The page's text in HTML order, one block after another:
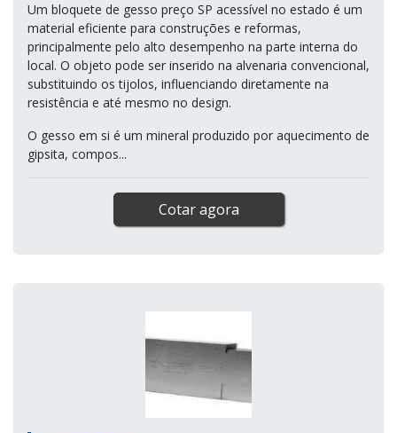
Um bloquete de gesso preço SP acessível no estado é um
material eficiente para construções e reformas,
principalmente pelo alto desempenho na parte interna do
local. O objeto pode ser inserido na alvenaria convencional,
substituindo os tijolos, influenciando diretamente na
resistência e até mesmo no design.
O gesso em si é um mineral produzido por aquecimento de
gipsita, compos...
Cotar agora